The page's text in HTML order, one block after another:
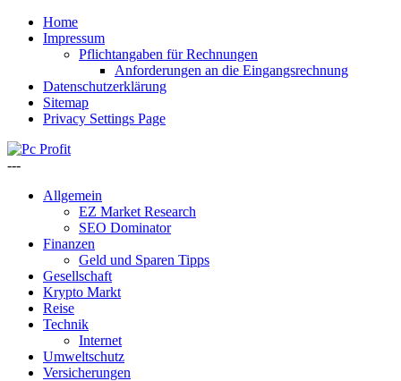
Home
Impressum
Pflichtangaben für Rechnungen
Anforderungen an die Eingangsrechnung
Datenschutzerklärung
Sitemap
Privacy Settings Page
---
Allgemein
EZ Market Research
SEO Dominator
Finanzen
Geld und Sparen Tipps
Gesellschaft
Krypto Markt
Reise
Technik
Internet
Umweltschutz
Versicherungen